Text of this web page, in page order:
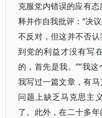
克服党内错误的应有
释并作自我批评：“决
不反对，但这并不否
到党的利益才没有写
的，首先是我。”“我
我写过一篇文章，有
问题上缺乏马克思主
了。此外，在二十多